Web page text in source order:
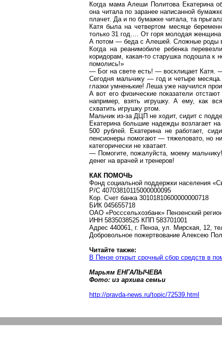
Когда мама Алеши Политова Екатерина
она читала по заранее написанной
плачет. Да и по бумажке читала, та
Катя была начетвертом месяце
только 31 год…. От горя молодая
А потом — беда с Алешей. Сложные роды
Когда нареанимобиле ребенка
коридорам, какая-то старушка подошла к
помолись!»
— Бог на свете есть! — восклицает Катя.
Сегодня мальчику — год и четыре
глазки умненькие! Леша уже научился
А вот его физические показатели
например, взять игрушку. А ему, как
схватить игрушку ртом.
Мальчик из-за ДЦП не ходит, сидит с
Екатерина большие надежды возлагает
500 рублей. Екатерина не работает,
пенсионеры помогают — тяжеловато, но
категорически не хватает.
— Помогите, пожалуйста, моему
денег на врачей и тренеров!
КАК ПОМОЧЬ
Фонд социальной поддержки населения
Р/С 40703810115000000095
Кор. Счет банка 30101810600000000718
БИК 045655718
ОАО «Росссельхозбанк» Пензенский
ИНН 5835038525 КПП 583701001
Адрес 440061, г. Пенза, ул. Мирская, 12,
Добровольное пожертвование Алексею
Читайте также:
В Пензе открыт срочный сбор средств в п
Марьям ЕНГАЛЫЧЕВА
Фото: из архива семьи
http://pravda-news.ru/topic/72539.html